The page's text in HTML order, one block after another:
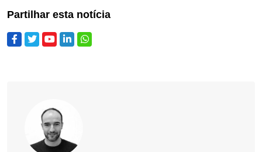
Partilhar esta notícia